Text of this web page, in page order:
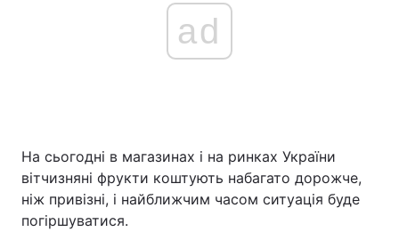
ad
На сьогодні в магазинах і на ринках України
вітчизняні фрукти коштують набагато дорожче,
ніж привізні, і найближчим часом ситуація буде
погіршуватися.